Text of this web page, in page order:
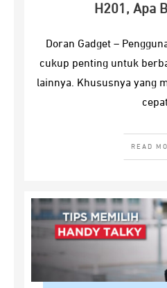
H201, Apa
Doran Gadget –
cukup penting untuk
lainnya. Khususnya yang
READ